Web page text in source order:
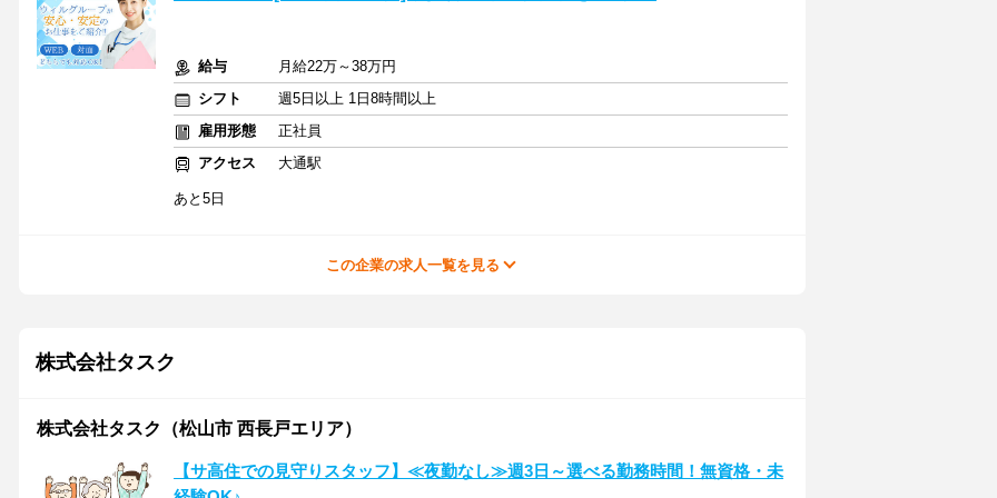
給与
月給22万～38万円
シフト
週5日以上 1日8時間以上
雇用形態
正社員
アクセス
大通駅
あと5日
この企業の求人一覧を見る
株式会社タスク
株式会社タスク（松山市 西長戸エリア）
【サ高住での見守りスタッフ】≪夜勤なし≫週3日～選べる勤務時間！無資格・未